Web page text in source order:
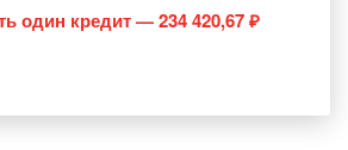
один кредит — 234 420,67 ₽